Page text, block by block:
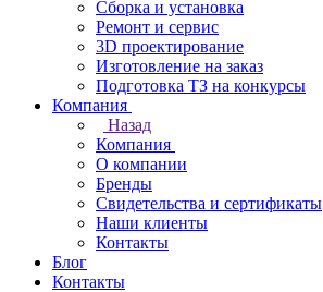
Сборка и установка
Ремонт и сервис
3D проектирование
Изготовление на заказ
Подготовка ТЗ на конкурсы
Компания
Назад
Компания
О компании
Бренды
Свидетельства и сертификаты
Наши клиенты
Контакты
Блог
Контакты